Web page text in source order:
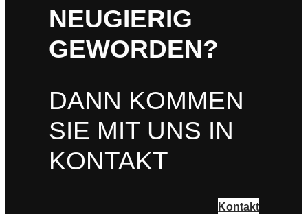
NEUGIERIG
GEWORDEN?
DANN KOMMEN
SIE MIT UNS IN
KONTAKT
Kontakt